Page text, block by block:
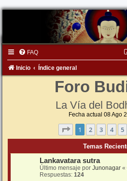
FAQ
Inicio Índice general
Foro
La Vía del
Fecha actual 08 Ago
Página de 10
1 2 3 4 5
Temas
Lankavatara sutra
Último mensaje por Junonagar «
Respuestas: 124